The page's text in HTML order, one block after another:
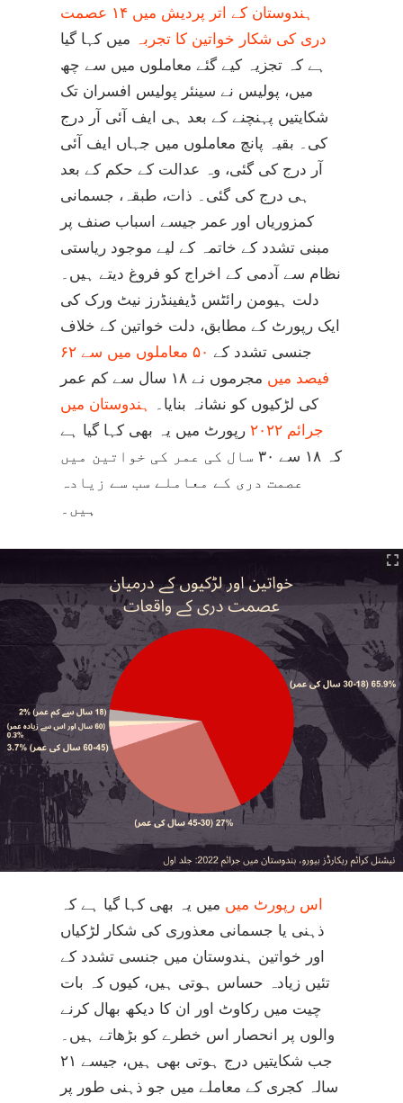
ہندوستان کے اتر پردیش میں ۱۴ عصمت
دری کی شکار خواتین کا تجربہ میں کہا گیا
ہے کہ تجزیہ کیے گئے معاملوں میں سے چھ
میں، پولیس نے سینئر پولیس افسران تک
شکایتیں پہنچنے کے بعد ہی ایف آئی آر درج
کی۔ بقیہ پانچ معاملوں میں جہاں ایف آئی
آر درج کی گئی، وہ عدالت کے حکم کے بعد
ہی درج کی گئی۔ ذات، طبقہ، جسمانی
کمزوریاں اور عمر جیسے اسباب صنف پر
مبنی تشدد کے خاتمہ کے لیے موجود ریاستی
نظام سے آدمی کے اخراج کو فروغ دیتے ہیں۔
دلت ہیومن رائٹس ڈیفینڈرز نیٹ ورک کی
ایک رپورٹ کے مطابق، دلت خواتین کے خلاف
جنسی تشدد کے
۵۰ معاملوں میں سے ۶۲
فیصد میں
مجرموں نے ۱۸ سال سے کم عمر
کی لڑکیوں کو نشانہ بنایا۔ ہندوستان میں
جرائم ۲۰۲۲
رپورٹ میں یہ بھی کہا گیا ہے
کہ ۱۸ سے ۳۰ سال کی عمر کی خواتین میں
عصمت دری کے معاملے سب سے زیادہ
ہیں۔
اس رپورٹ میں میں یہ بھی کہا گیا ہے کہ
ذہنی یا جسمانی معذوری کی شکار لڑکیاں
اور خواتین ہندوستان میں جنسی تشدد کے
تئیں زیادہ حساس ہوتی ہیں، کیوں کہ بات
چیت میں رکاوٹ اور ان کا دیکھ بھال کرنے
والوں پر انحصار اس خطرے کو بڑھاتے ہیں۔
جب شکایتیں درج ہوتی بھی ہیں، جیسے ۲۱
سالہ کجری کے معاملے میں جو ذہنی طور پر